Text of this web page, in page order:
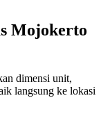
Mojokerto
dimensi unit,
langsung ke lokasi